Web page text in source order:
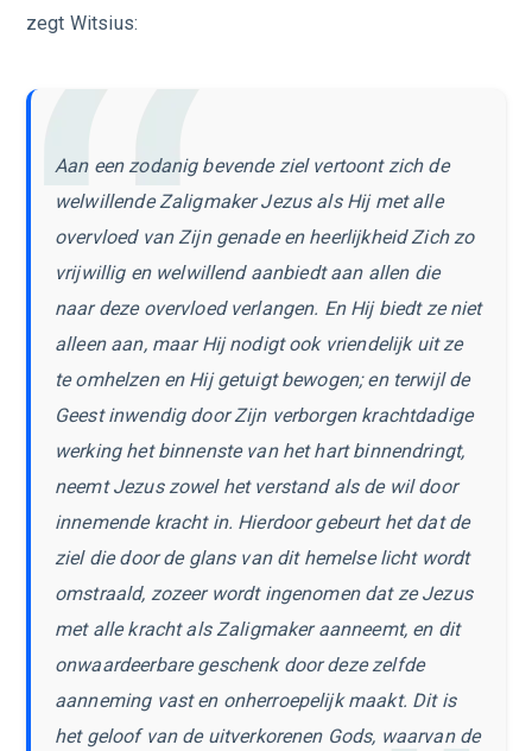
zegt Witsius:
Aan een zodanig bevende ziel vertoont zich de
welwillende Zaligmaker Jezus als Hij met alle
overvloed van Zijn genade en heerlijkheid Zich zo
vrijwillig en welwillend aanbiedt aan allen die
naar deze overvloed verlangen. En Hij biedt ze niet
alleen aan, maar Hij nodigt ook vriendelijk uit ze
te omhelzen en Hij getuigt bewogen; en terwijl de
Geest inwendig door Zijn verborgen krachtdadige
werking het binnenste van het hart binnendringt,
neemt Jezus zowel het verstand als de wil door
innemende kracht in. Hierdoor gebeurt het dat de
ziel die door de glans van dit hemelse licht wordt
omstraald, zozeer wordt ingenomen dat ze Jezus
met alle kracht als Zaligmaker aanneemt, en dit
onwaardeerbare geschenk door deze zelfde
aanneming vast en onherroepelijk maakt. Dit is
het geloof van de uitverkorenen Gods, waarvan de